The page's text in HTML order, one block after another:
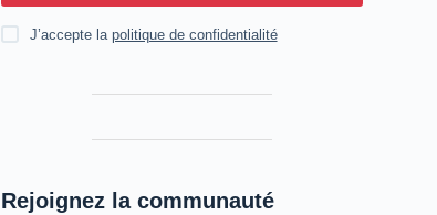
J’accepte la politique de confidentialité
Rejoignez la communauté